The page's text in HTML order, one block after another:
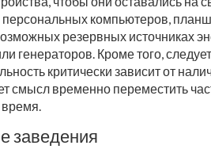
персональных компьютеров,
резервных источниках
генераторов. Кроме того,
критически зависит от
смысл временно переместить
время.
заведения